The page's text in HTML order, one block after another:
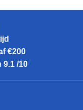
€200
9.1 /10